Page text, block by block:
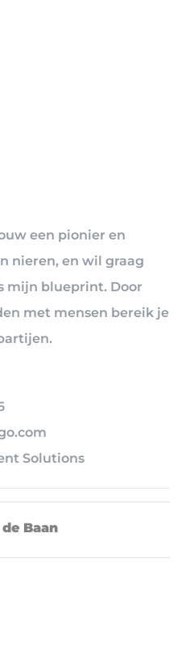
een pionier en
nieren, en wil graag
mijn blueprint. Door
met mensen bereik je
Solutions
Baan